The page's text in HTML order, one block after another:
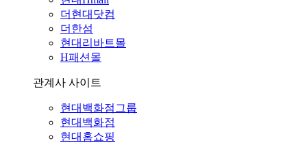
더현대닷컴
더한섬
현대리바트몰
H패션몰
관계사 사이트
현대백화점그룹
현대백화점
현대홈쇼핑